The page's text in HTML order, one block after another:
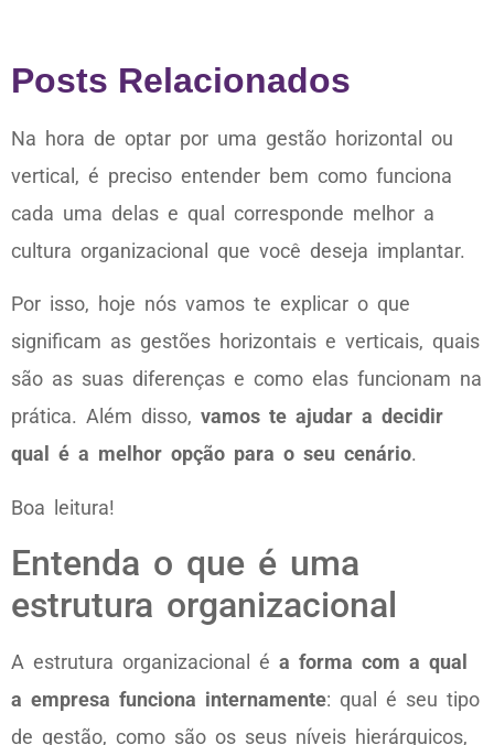
Posts Relacionados
Na hora de optar por uma gestão horizontal ou
vertical, é preciso entender bem como funciona
cada uma delas e qual corresponde melhor a
cultura organizacional que você deseja implantar.
Por isso, hoje nós vamos te explicar o que
significam as gestões horizontais e verticais, quais
são as suas diferenças e como elas funcionam na
prática. Além disso, vamos te ajudar a decidir
qual é a melhor opção para o seu cenário.
Boa leitura!
Entenda o que é uma
estrutura organizacional
A estrutura organizacional é a forma com a qual
a empresa funciona internamente: qual é seu tipo
de gestão, como são os seus níveis hierárquicos,